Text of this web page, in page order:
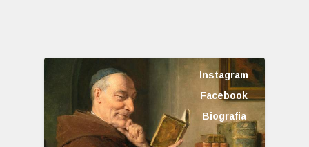
Instagram
Facebook
Biografia